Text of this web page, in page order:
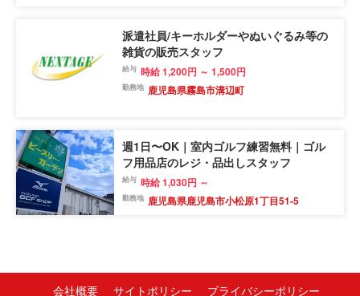
派遣社員/キーホルダーやぬいぐるみ等の
雑貨の販売スタッフ
給与 時給 1,200円 ～ 1,500円
勤務地 鹿児島県霧島市溝辺町
週1日〜OK｜室内ゴルフ練習無料｜ゴル
フ用品店のレジ・品出しスタッフ
給与 時給 1,030円 ～
勤務地 鹿児島県鹿児島市小松原1丁目51-5
会社概要 サイトポリシー プライバシーポリシー